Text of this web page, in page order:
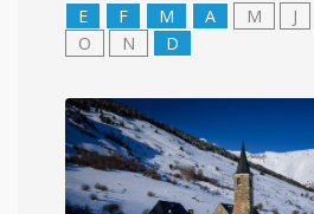
E F M A M J
O
N D